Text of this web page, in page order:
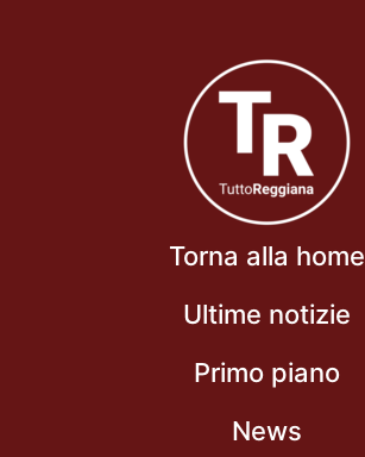
Torna alla home
Ultime notizie
Primo piano
News